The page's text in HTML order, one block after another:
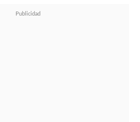
a Ballero no le gustaba